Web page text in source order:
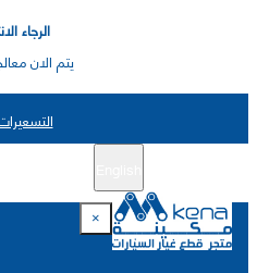
الرجاء
يتم الان
×